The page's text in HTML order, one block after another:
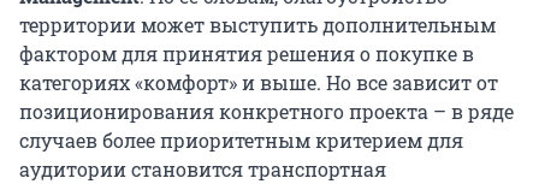
территории может выступить дополнительным
фактором для принятия решения о покупке в
категориях «комфорт» и выше. Но все зависит от
позиционирования конкретного проекта – в ряде
случаев более приоритетным критерием для
аудитории становится транспортная